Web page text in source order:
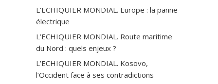
L’ECHIQUIER MONDIAL. Europe : la panne
électrique
L’ECHIQUIER MONDIAL. Route maritime
du Nord : quels enjeux ?
L’ECHIQUIER MONDIAL. Kosovo,
l’Occident face à ses contradictions